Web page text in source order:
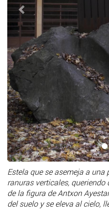
Estela que se asemeja a
ranuras verticales,
de la figura de Antxon
del suelo y se eleva al cielo,